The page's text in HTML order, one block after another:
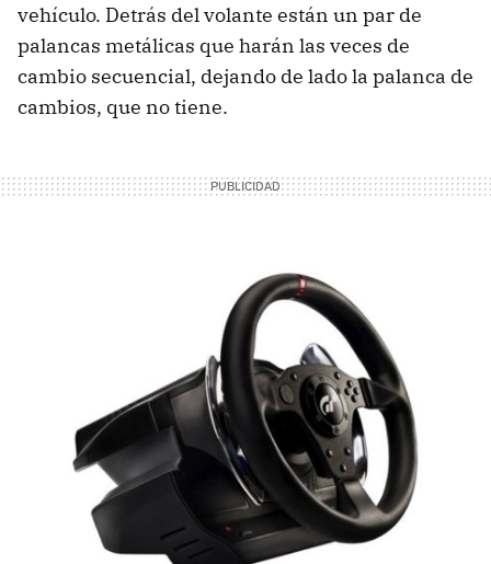
vehículo. Detrás del volante están un par de
palancas metálicas que harán las veces de
cambio secuencial, dejando de lado la palanca de
cambios, que no tiene.